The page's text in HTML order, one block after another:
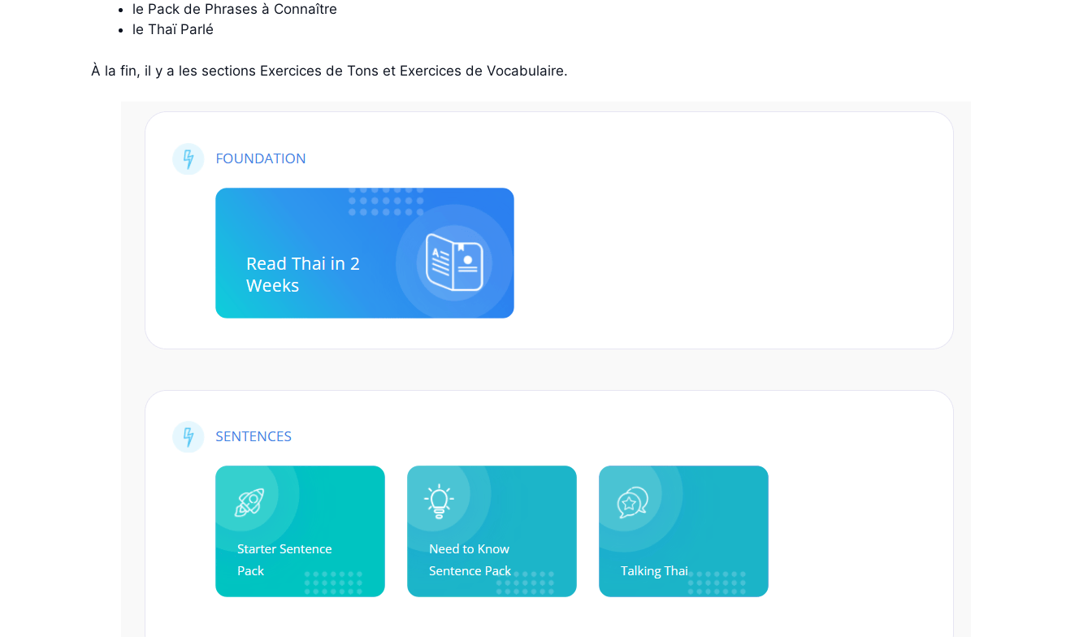
le Pack de Phrases à Connaître
le Thaï Parlé
À la fin, il y a les sections Exercices de Tons et Exercices de Vocabulaire.